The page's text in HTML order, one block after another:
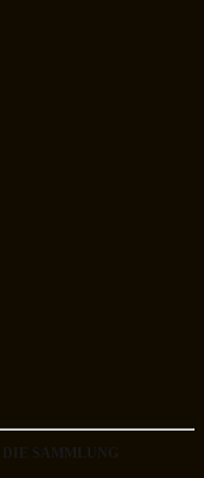
SAMMLUNG